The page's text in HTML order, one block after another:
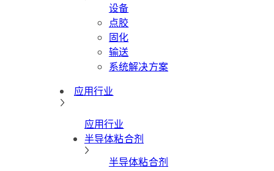
设备
点胶
固化
输送
系统解决方案
应用行业
应用行业
半导体粘合剂
半导体粘合剂